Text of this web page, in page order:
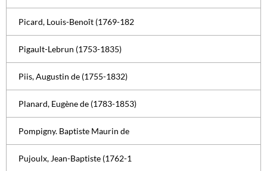
Picard, Louis-Benoît (1769-182
Pigault-Lebrun (1753-1835)
Piis, Augustin de (1755-1832)
Planard, Eugène de (1783-1853)
Pompigny. Baptiste Maurin de
Pujoulx, Jean-Baptiste (1762-1